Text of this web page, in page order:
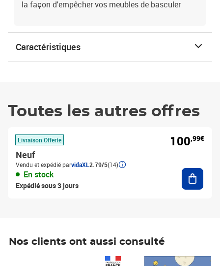
la façon d'empêcher vos meubles de basculer
Caractéristiques
Toutes les autres offres
Livraison Offerte
Neuf
Vendu et expédié parvidaXL 2.79/5(14)
En stock
Expédié sous 3 jours
100,99€
Nos clients ont aussi consulté
Prix 7,50€